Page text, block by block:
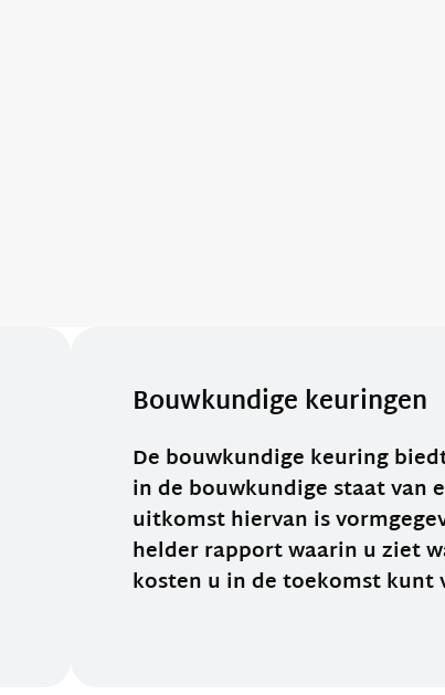
Bouwkundige keuringen
De bouwkundige keuring
in de bouwkundige staat van
uitkomst hiervan is
helder rapport waarin u ziet
kosten u in de toekomst kunt